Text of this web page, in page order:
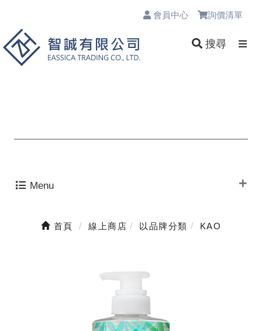
會員中心 詢價清單
搜尋
Menu
首頁 線上商店 以品牌分類 KAO